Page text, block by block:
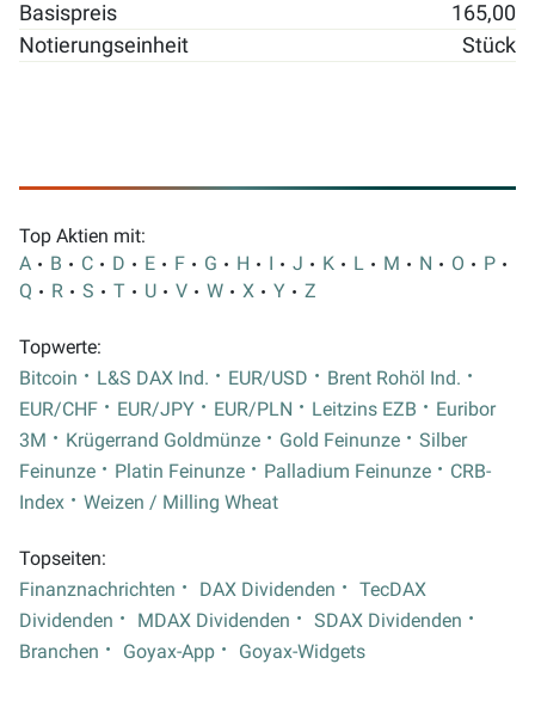
Basispreis
165,00
Notierungseinheit
Stück
Top Aktien mit:
A
B C D E F G H I J K L M N O
P
Q
R S T U V W X Y Z
Topwerte:
Bitcoin
L&S DAX Ind. EUR/USD
Brent Rohöl Ind.
EUR/CHF
EUR/JPY EUR/PLN Leitzins EZB
Euribor
3M
Krügerrand Goldmünze Gold Feinunze
Silber
Feinunze
Platin Feinunze Palladium Feinunze
CRB-
Index
Weizen / Milling Wheat
Topseiten:
Finanznachrichten
DAX Dividenden
TecDAX
Dividenden
MDAX Dividenden
SDAX Dividenden
Branchen
Goyax-App Goyax-Widgets